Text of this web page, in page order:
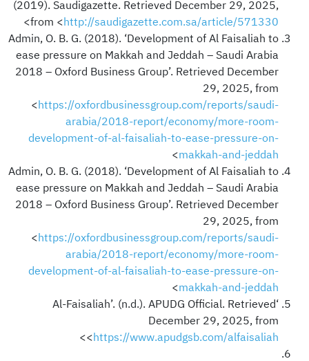
(2019). Saudigazette. Retrieved December 29, 2025,
from <http://saudigazette.com.sa/article/571330
>
Admin, O. B. G. (2018). ‘Development of Al Faisaliah to
ease pressure on Makkah and Jeddah – Saudi Arabia
2018 – Oxford Business Group’. Retrieved December
29, 2025, from
<https://oxfordbusinessgroup.com/reports/saudi-
arabia/2018-report/economy/more-room-
development-of-al-faisaliah-to-ease-pressure-on-
makkah-and-jeddah
>
Admin, O. B. G. (2018). ‘Development of Al Faisaliah to
ease pressure on Makkah and Jeddah – Saudi Arabia
2018 – Oxford Business Group’. Retrieved December
29, 2025, from
<https://oxfordbusinessgroup.com/reports/saudi-
arabia/2018-report/economy/more-room-
development-of-al-faisaliah-to-ease-pressure-on-
makkah-and-jeddah
>
‘Al-Faisaliah’. (n.d.). APUDG Official. Retrieved
December 29, 2025, from
<https://www.apudgsb.com/alfaisaliah
>